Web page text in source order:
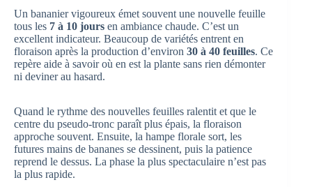
Un bananier vigoureux émet souvent une nouvelle feuille
tous les 7 à 10 jours en ambiance chaude. C’est un
excellent indicateur. Beaucoup de variétés entrent en
floraison après la production d’environ 30 à 40 feuilles. Ce
repère aide à savoir où en est la plante sans rien démonter
ni deviner au hasard.
Quand le rythme des nouvelles feuilles ralentit et que le
centre du pseudo-tronc paraît plus épais, la floraison
approche souvent. Ensuite, la hampe florale sort, les
futures mains de bananes se dessinent, puis la patience
reprend le dessus. La phase la plus spectaculaire n’est pas
la plus rapide.